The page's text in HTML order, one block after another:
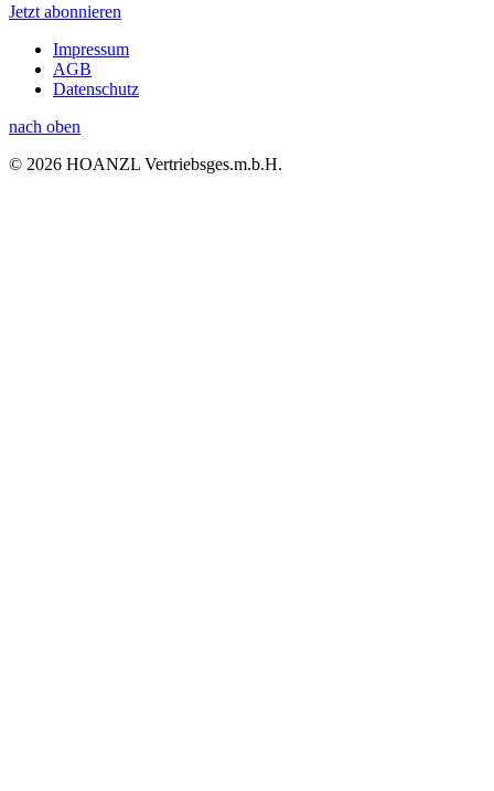
Jetzt abonnieren
Impressum
AGB
Datenschutz
nach oben
© 2026 HOANZL Vertriebsges.m.b.H.